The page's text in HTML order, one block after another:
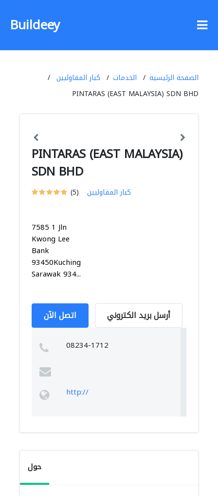
Buildeey
الصفحة الرئيسية الخدمات
كبار المقاوليين
PINTARAS (EAST MALAYSIA) SDN BHD
PINTARAS (EAST MALAYSIA)
SDN BHD
(5) كبار المقاوليين
7585 1 Jln
Kwong Lee
Bank
93450Kuching
Sarawak 934...
اتصل الآن أرسل بريد الكتروني
08234-1712
http://
حول